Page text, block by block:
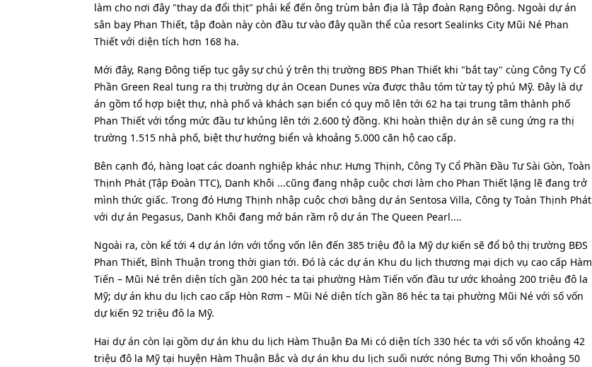
làm cho nơi đây "thay da đổi thịt" phải kể đến ông trùm bản địa là Tập đoàn Rạng Đông. Ngoài dự án
sân bay Phan Thiết, tập đoàn này còn đầu tư vào đây quần thể của resort Sealinks City Mũi Né Phan
Thiết với diện tích hơn 168 ha.
Mới đây, Rạng Đông tiếp tục gây sự chú ý trên thị trường BĐS Phan Thiết khi "bắt tay" cùng Công Ty Cổ
Phần Green Real tung ra thị trường dự án Ocean Dunes vừa được thâu tóm từ tay tỷ phú Mỹ. Đây là dự
án gồm tổ hợp biệt thự, nhà phố và khách sạn biển có quy mô lên tới 62 ha tại trung tâm thành phố
Phan Thiết với tổng mức đầu tư khủng lên tới 2.600 tỷ đồng. Khi hoàn thiện dự án sẽ cung ứng ra thị
trường 1.515 nhà phố, biệt thự hướng biển và khoảng 5.000 căn hộ cao cấp.
Bên cạnh đó, hàng loạt các doanh nghiệp khác như: Hưng Thịnh, Công Ty Cổ Phần Đầu Tư Sài Gòn, Toàn
Thịnh Phát (Tập Đoàn TTC), Danh Khôi ...cũng đang nhập cuộc chơi làm cho Phan Thiết lặng lẽ đang trở
mình thức giấc. Trong đó Hưng Thịnh nhập cuộc chơi bằng dự án Sentosa Villa, Công ty Toàn Thịnh Phát
với dự án Pegasus, Danh Khôi đang mở bán rầm rộ dự án The Queen Pearl....
Ngoài ra, còn kể tới 4 dự án lớn với tổng vốn lên đến 385 triệu đô la Mỹ dự kiến sẽ đổ bộ thị trường BĐS
Phan Thiết, Bình Thuận trong thời gian tới. Đó là các dự án Khu du lịch thương mại dịch vụ cao cấp Hàm
Tiến – Mũi Né trên diện tích gần 200 héc ta tại phường Hàm Tiến vốn đầu tư ước khoảng 200 triệu đô la
Mỹ; dự án khu du lịch cao cấp Hòn Rơm – Mũi Né diện tích gần 86 héc ta tại phường Mũi Né với số vốn
dự kiến 92 triệu đô la Mỹ.
Hai dự án còn lại gồm dự án khu du lịch Hàm Thuận Đa Mi có diện tích 330 héc ta với số vốn khoảng 42
triệu đô la Mỹ tại huyện Hàm Thuận Bắc và dự án khu du lịch suối nước nóng Bưng Thị vốn khoảng 50